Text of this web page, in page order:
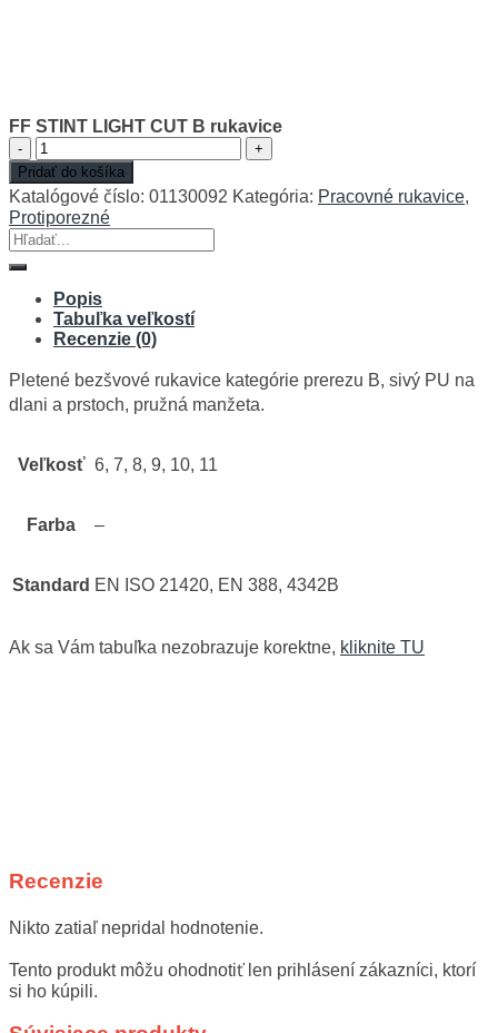
FF STINT LIGHT CUT B rukavice
množstvo
FF
STINT
LIGHT
CUT
B
Pridať do košíka
Katalógové číslo: 01130092 Kategória: Pracovné rukavice,
Protiporezné
Hľadať:
Popis
Tabuľka veľkostí
Recenzie (0)
Pletené bezšvové rukavice kategórie prerezu B, sivý PU na
dlani a prstoch, pružná manžeta.
Veľkosť 6, 7, 8, 9, 10, 11
Farba –
Standard EN ISO 21420, EN 388, 4342B
Ak sa Vám tabuľka nezobrazuje korektne, kliknite TU
Recenzie
Nikto zatiaľ nepridal hodnotenie.
Tento produkt môžu ohodnotiť len prihlásení zákazníci, ktorí
si ho kúpili.